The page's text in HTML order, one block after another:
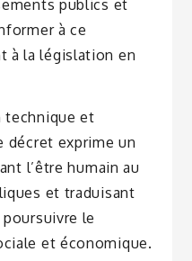
publics et
à ce
à la législation en
technique et
décret exprime un
l’être humain au
et traduisant
poursuivre le
et économique.